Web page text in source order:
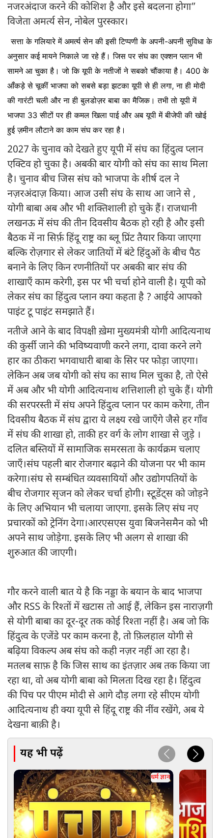
नजरअंदाज करने की कोशिश है और इसे बदलना होगा”
विजेता अमर्त्य सेन, नोबेल पुरस्कार।
सत्ता के गलियारे में अमर्त्य सेन की इसी टिप्पणी के अपनी-अपनी सुविधा के
अनुसार कई मायने निकाले जा रहे हैं। जिस पर संघ का एक्शन प्लान भी
सामने आ चुका है। जो कि यूपी के नतीजों ने सबको चौंकाया है। 400 के
आँकड़े से चूकीं भाजपा को सबसे बड़ा झटका यूपी से ही लगा, ना ही मोदी
की गारंटी चली और ना ही बुलडोज़र बाबा का मैजिक। तभी तो यूपी में
भाजपा 33 सीटों पर ही कमल खिला पाई और अब यूपी में बीजेपी की खोई
हुई ज़मीन लौटाने का काम संघ कर रहा है।
2027 के चुनाव को देखते हुए यूपी में संघ का हिंदुत्व प्लान
एक्टिव हो चुका है। अबकी बार योगी को संघ का साथ मिला
है। चुनाव बीच जिस संघ को भाजपा के शीर्ष दल ने
नज़रअंदाज़ किया। आज उसी संघ के साथ आ जाने से ,
योगी बाबा अब और भी शक्तिशाली हो चुके हैं। राजधानी
लखनऊ में संघ की तीन दिवसीय बैठक हो रही है और इसी
बैठक में ना सिर्फ़ हिंदू राष्ट्र का ब्लू प्रिंट तैयार किया जाएगा
बल्कि रोज़गार से लेकर जातियों में बंटे हिंदुओं के बीच पैठ
बनाने के लिए किन रणनीतियों पर अबकी बार संघ की
शाखाएँ काम करेगी, इस पर भी चर्चा होने वाली है। यूपी को
लेकर संघ का हिंदुत्व प्लान क्या कहता है ? आईये आपको
पाइंट टू पाइंट समझाते हैं।
नतीजे आने के बाद विपक्षी ख़ेमा मुख्यमंत्री योगी आदित्यनाथ
की कुर्सी जाने की भविष्यवाणी करने लगा, दावा करने लगे
हार का ठीकरा भगवाधारी बाबा के सिर पर फोड़ा जाएगा।
लेकिन अब जब योगी को संघ का साथ मिल चुका है, तो ऐसे
में अब और भी योगी आदित्यनाथ शत्तिशाली हो चुके हैं। योगी
की सरपरस्ती में संघ अपने हिंदुत्व प्लान पर काम करेगा, तीन
दिवसीय बैठक में संघ द्वारा ये लक्ष्य रखे जाएँगे जैसे हर गाँव
में संघ की शाखा हो, ताकी हर वर्ग के लोग शाखा से जुड़े ।
दलित बस्तियों में सामाजिक समरसता के कार्यक्रम चलाए
जाएँ।संघ पहली बार रोजगार बढ़ाने की योजना पर भी काम
करेगा।संघ से सम्बंधित व्यवसायियों और उद्योगपतियों के
बीच रोजगार सृजन को लेकर चर्चा होगी। स्टूडेंट्स को जोड़ने
के लिए अभियान भी चलाया जाएगा. इसके लिए संघ नए
प्रचारकों को ट्रेनिंग देगा।आरएसएस युवा बिजनेसमैन को भी
अपने साथ जोड़ेगा. इसके लिए भी अलग से शाखा की
शुरुआत की जाएगी।
गौर करने वाली बात ये है कि नड्डा के बयान के बाद भाजपा
और RSS के रिश्तों में खटास तो आई हैं, लेकिन इस नाराज़गी
से योगी बाबा का दूर-दूर तक कोई रिश्ता नहीं है। अब जो कि
हिंदुत्व के एजेंडे पर काम करना है, तो फ़िलहाल योगी से
बढ़िया विकल्प अब संघ को कही नज़र नहीं आ रहा है।
मतलब साफ़ है कि जिस साथ का इंतज़ार अब तक किया जा
रहा था, वो अब योगी बाबा को मिलता दिख रहा है। हिंदुत्व
की पिच पर पीएम मोदी से आगे दौड़ लगा रहे सीएम योगी
आदित्यनाथ ही क्या यूपी से हिंदू राष्ट्र की नींव रखेंगे, अब ये
देखना बाक़ी है।
यह भी पढ़ें
धर्म ज्ञान